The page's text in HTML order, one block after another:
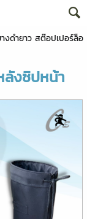
ดำยาว สต๊อปเปอร์ล็อ
ลังซิปหน้า